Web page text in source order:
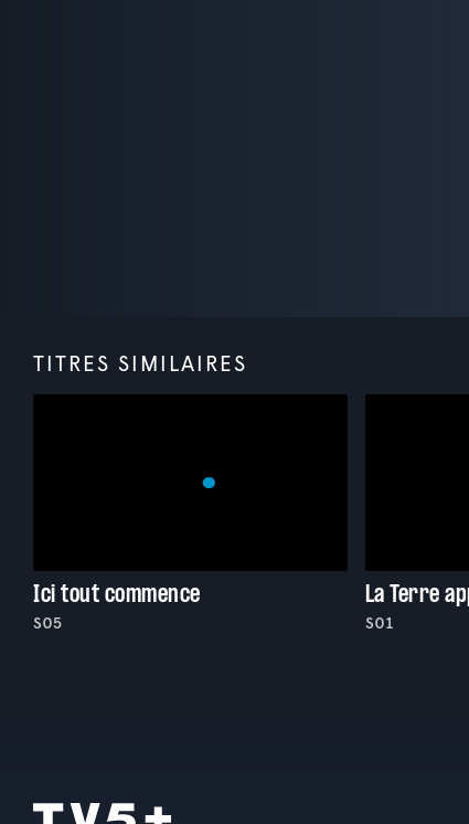
TITRES SIMILAIRES
Ici tout commence
S05
La Terre
S01